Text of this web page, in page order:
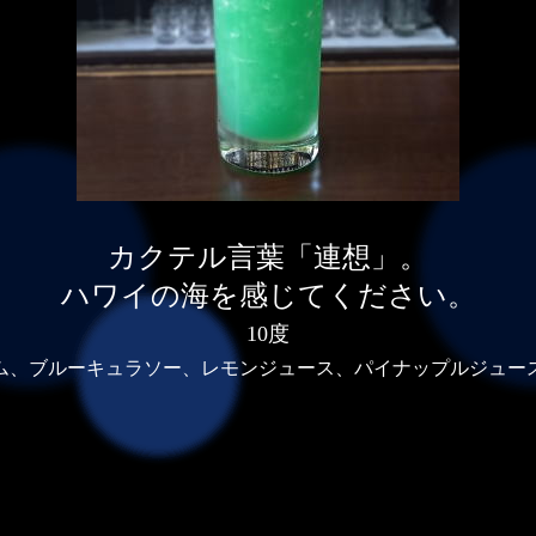
カクテル言葉「連想」。
ハワイの海を感じてください。
10度
、ブルーキュラソー、レモンジュース、パイナップルジュー